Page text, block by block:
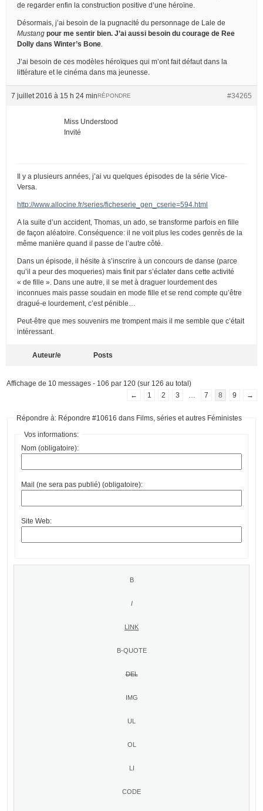
de regarder enfin la construction positive d’une héroïne.
Désormais, j’ai besoin de la pugnacité du personnage de Lale de
Mustang pour me sentir bien. J’ai aussi besoin du courage de Ree
Dolly dans Winter’s Bone
J’ai besoin de ces modèles héroïques qui m’ont fait défaut dans la
littérature et le cinéma dans ma jeunesse.
7 juillet 2016 à 15 h 24 min #34265
RÉPONDRE
Miss Understood
Invité
Il y a plusieurs années, j’ai vu quelques épisodes de la série Vice-
Versa.
http://www.allocine.fr/series/ficheserie_gen_cserie=594.html
A la suite d’un accident, Thomas, un ado, se transforme parfois en fille
de façon aléatoire. Conséquence: il ne voit plus les codes genrés de la
même manière quand il passe de l’autre côté.
Dans un épisode, il hésite à s’inscrire à un concours de danse (parce
qu’il a peur des moqueries) mais finit par s’éclater dans cette activité
« de fille ». Dans une autre, il se met à draguer lourdement des
inconnues mais passe soudain en mode fille et se rend compte qu’être
dragué-e lourdement, c’est pénible…
Peut-être que mes souvenirs me trompent mais il me semble que c’était
intéressant.
Auteur/e Posts
Affichage de 10 messages - 106 par 120 (sur 126 au total)
←
1 2 3 7 8 9 →
Répondre à: Répondre #10616 dans Films, séries et autres Féministes
Vos informations:
Nom (obligatoire):
Mail (ne sera pas publié) (obligatoire):
Site Web: